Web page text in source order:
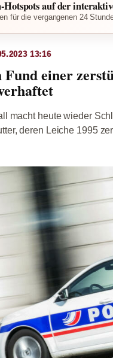
Hotspots auf der
für die vergangenen 24
13:16
Fund einer
macht heute wieder
deren Leiche 1995